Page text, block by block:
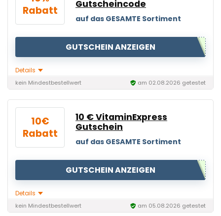
Rabatt
Gutscheincode
auf das GESAMTE Sortiment
GUTSCHEIN ANZEIGEN
Details
kein Mindestbestellwert am 02.08.2026 getestet
10€
Rabatt
10 € VitaminExpress
Gutschein
auf das GESAMTE Sortiment
GUTSCHEIN ANZEIGEN
Details
kein Mindestbestellwert am 05.08.2026 getestet